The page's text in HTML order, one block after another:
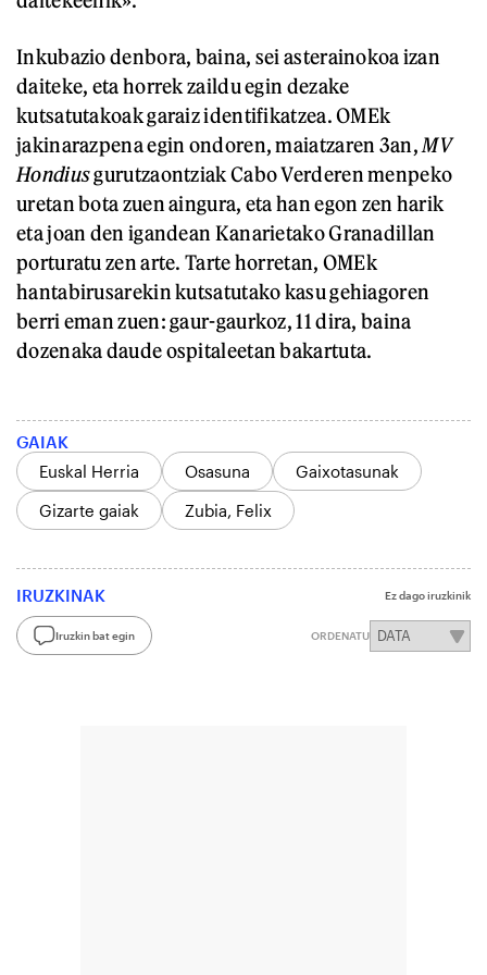
Inkubazio denbora, baina, sei asterainokoa izan
daiteke, eta horrek zaildu egin dezake
kutsatutakoak garaiz identifikatzea. OMEk
jakinarazpena egin ondoren, maiatzaren 3an, MV
Hondiusgurutzaontziak Cabo Verderen menpeko
uretan bota zuen aingura, eta han egon zen harik
eta joan den igandean Kanarietako Granadillan
porturatu zen arte. Tarte horretan, OMEk
hantabirusarekin kutsatutako kasu gehiagoren
berri eman zuen: gaur-gaurkoz, 11 dira, baina
dozenaka daude ospitaleetan bakartuta.
GAIAK
Euskal Herria
Osasuna
Gaixotasunak
Gizarte gaiak
Zubia, Felix
IRUZKINAK Ez dago iruzkinik
Iruzkin bat egin ORDENATU